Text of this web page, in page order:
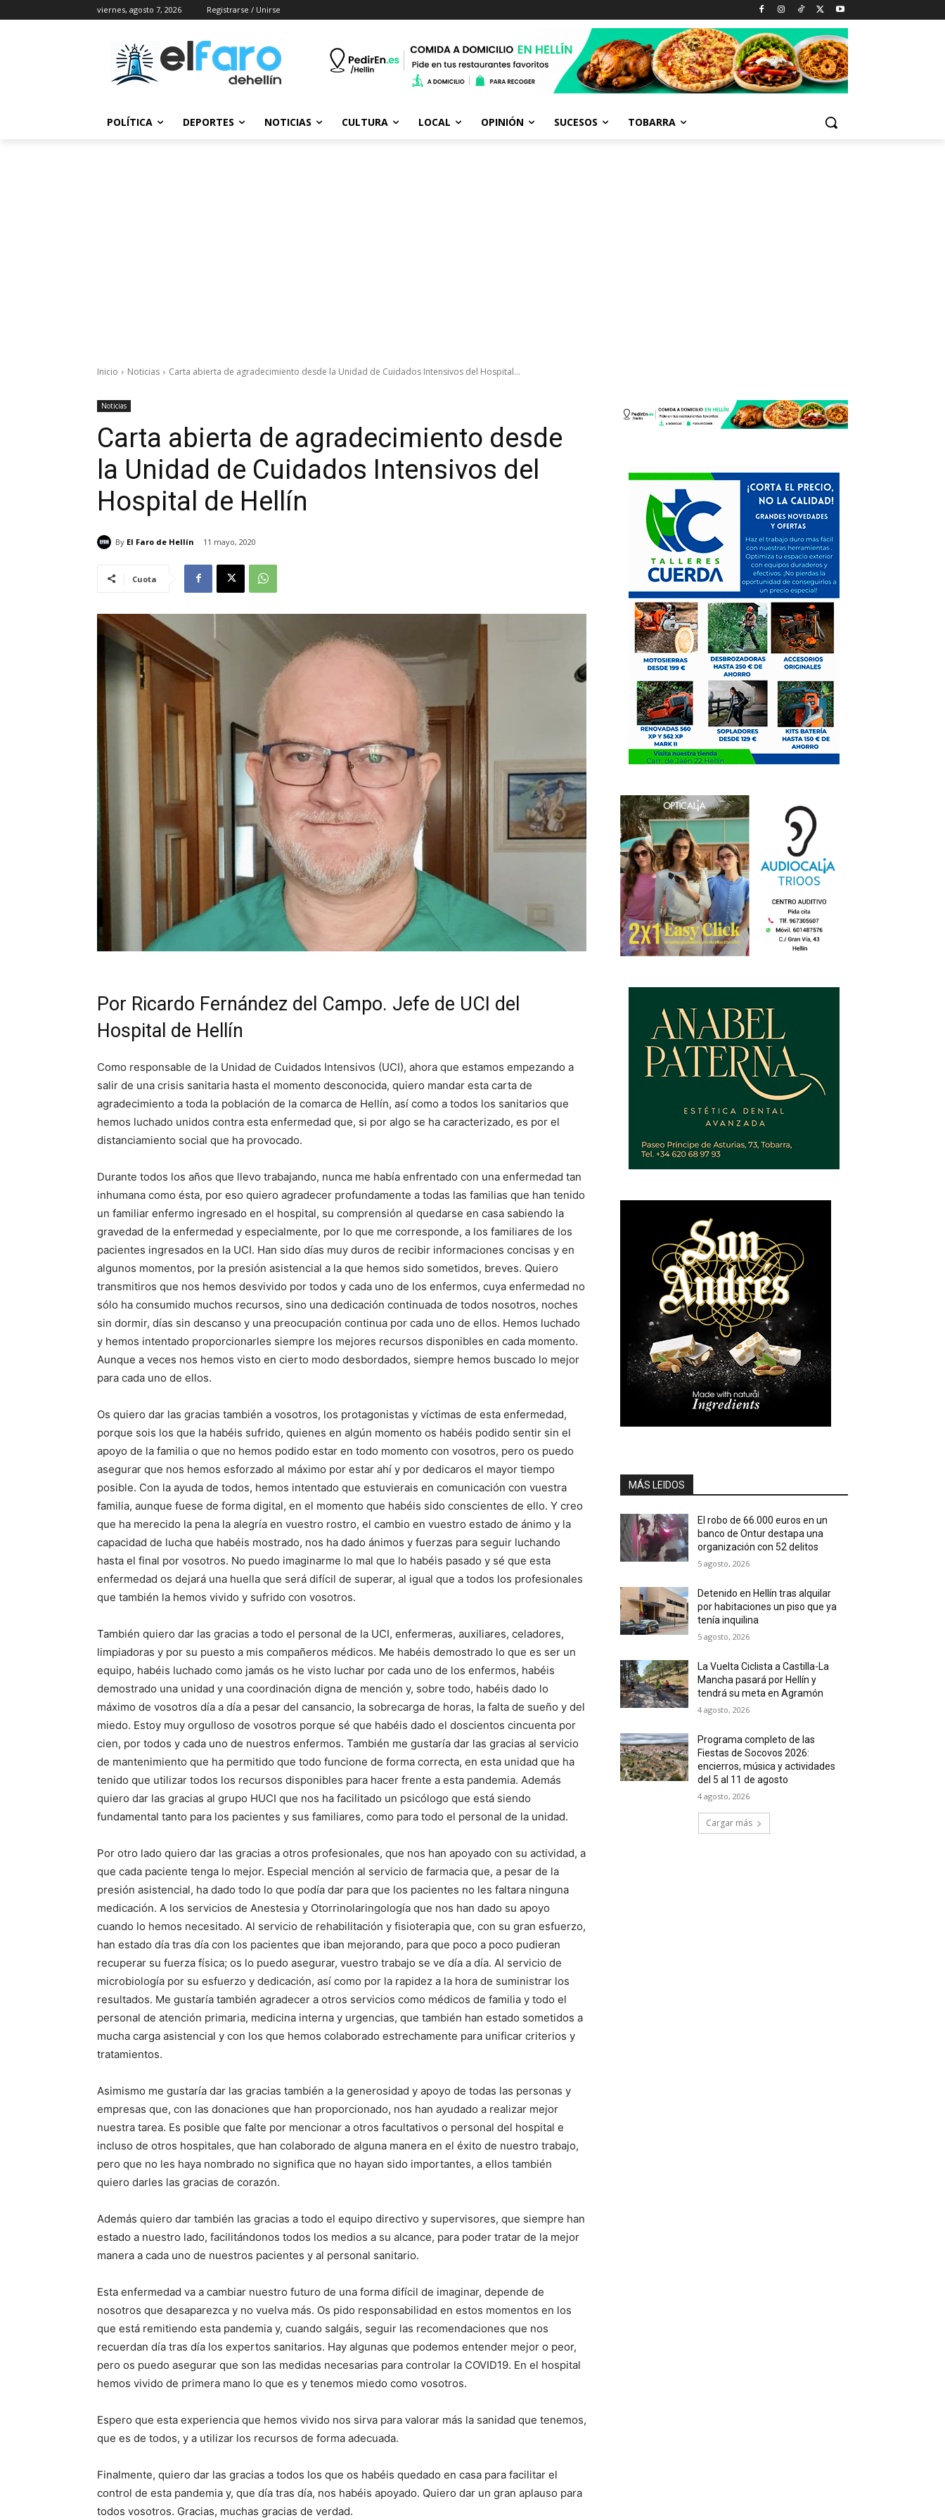
viernes, agosto 7, 2026 Registrarse / Unirse
POLÍTICA DEPORTES NOTICIAS CULTURA LOCAL OPINIÓN SUCESOS TOBARRA
Inicio Noticias Carta abierta de agradecimiento desde la Unidad de Cuidados Intensivos del Hospital...
Noticias
Carta abierta de agradecimiento desde
la Unidad de Cuidados Intensivos del
Hospital de Hellín
By El Faro de Hellín 11 mayo, 2020
Cuota
Por Ricardo Fernández del Campo. Jefe de UCI del
Hospital de Hellín
Como responsable de la Unidad de Cuidados Intensivos (UCI), ahora que estamos empezando a
salir de una crisis sanitaria hasta el momento desconocida, quiero mandar esta carta de
agradecimiento a toda la población de la comarca de Hellín, así como a todos los sanitarios que
hemos luchado unidos contra esta enfermedad que, si por algo se ha caracterizado, es por el
distanciamiento social que ha provocado.
Durante todos los años que llevo trabajando, nunca me había enfrentado con una enfermedad tan
inhumana como ésta, por eso quiero agradecer profundamente a todas las familias que han tenido
un familiar enfermo ingresado en el hospital, su comprensión al quedarse en casa sabiendo la
gravedad de la enfermedad y especialmente, por lo que me corresponde, a los familiares de los
pacientes ingresados en la UCI. Han sido días muy duros de recibir informaciones concisas y en
algunos momentos, por la presión asistencial a la que hemos sido sometidos, breves. Quiero
transmitiros que nos hemos desvivido por todos y cada uno de los enfermos, cuya enfermedad no
sólo ha consumido muchos recursos, sino una dedicación continuada de todos nosotros, noches
sin dormir, días sin descanso y una preocupación continua por cada uno de ellos. Hemos luchado
y hemos intentado proporcionarles siempre los mejores recursos disponibles en cada momento.
Aunque a veces nos hemos visto en cierto modo desbordados, siempre hemos buscado lo mejor
para cada uno de ellos.
Os quiero dar las gracias también a vosotros, los protagonistas y víctimas de esta enfermedad,
porque sois los que la habéis sufrido, quienes en algún momento os habéis podido sentir sin el
apoyo de la familia o que no hemos podido estar en todo momento con vosotros, pero os puedo
asegurar que nos hemos esforzado al máximo por estar ahí y por dedicaros el mayor tiempo
posible. Con la ayuda de todos, hemos intentado que estuvierais en comunicación con vuestra
familia, aunque fuese de forma digital, en el momento que habéis sido conscientes de ello. Y creo
que ha merecido la pena la alegría en vuestro rostro, el cambio en vuestro estado de ánimo y la
capacidad de lucha que habéis mostrado, nos ha dado ánimos y fuerzas para seguir luchando
hasta el final por vosotros. No puedo imaginarme lo mal que lo habéis pasado y sé que esta
enfermedad os dejará una huella que será difícil de superar, al igual que a todos los profesionales
que también la hemos vivido y sufrido con vosotros.
También quiero dar las gracias a todo el personal de la UCI, enfermeras, auxiliares, celadores,
limpiadoras y por su puesto a mis compañeros médicos. Me habéis demostrado lo que es ser un
equipo, habéis luchado como jamás os he visto luchar por cada uno de los enfermos, habéis
demostrado una unidad y una coordinación digna de mención y, sobre todo, habéis dado lo
máximo de vosotros día a día a pesar del cansancio, la sobrecarga de horas, la falta de sueño y del
miedo. Estoy muy orgulloso de vosotros porque sé que habéis dado el doscientos cincuenta por
cien, por todos y cada uno de nuestros enfermos. También me gustaría dar las gracias al servicio
de mantenimiento que ha permitido que todo funcione de forma correcta, en esta unidad que ha
tenido que utilizar todos los recursos disponibles para hacer frente a esta pandemia. Además
quiero dar las gracias al grupo HUCI que nos ha facilitado un psicólogo que está siendo
fundamental tanto para los pacientes y sus familiares, como para todo el personal de la unidad.
Por otro lado quiero dar las gracias a otros profesionales, que nos han apoyado con su actividad, a
que cada paciente tenga lo mejor. Especial mención al servicio de farmacia que, a pesar de la
presión asistencial, ha dado todo lo que podía dar para que los pacientes no les faltara ninguna
medicación. A los servicios de Anestesia y Otorrinolaringología que nos han dado su apoyo
cuando lo hemos necesitado. Al servicio de rehabilitación y fisioterapia que, con su gran esfuerzo,
han estado día tras día con los pacientes que iban mejorando, para que poco a poco pudieran
recuperar su fuerza física; os lo puedo asegurar, vuestro trabajo se ve día a día. Al servicio de
microbiología por su esfuerzo y dedicación, así como por la rapidez a la hora de suministrar los
resultados. Me gustaría también agradecer a otros servicios como médicos de familia y todo el
personal de atención primaria, medicina interna y urgencias, que también han estado sometidos a
mucha carga asistencial y con los que hemos colaborado estrechamente para unificar criterios y
tratamientos.
Asimismo me gustaría dar las gracias también a la generosidad y apoyo de todas las personas y
empresas que, con las donaciones que han proporcionado, nos han ayudado a realizar mejor
nuestra tarea. Es posible que falte por mencionar a otros facultativos o personal del hospital e
incluso de otros hospitales, que han colaborado de alguna manera en el éxito de nuestro trabajo,
pero que no les haya nombrado no significa que no hayan sido importantes, a ellos también
quiero darles las gracias de corazón.
Además quiero dar también las gracias a todo el equipo directivo y supervisores, que siempre han
estado a nuestro lado, facilitándonos todos los medios a su alcance, para poder tratar de la mejor
manera a cada uno de nuestros pacientes y al personal sanitario.
Esta enfermedad va a cambiar nuestro futuro de una forma difícil de imaginar, depende de
nosotros que desaparezca y no vuelva más. Os pido responsabilidad en estos momentos en los
que está remitiendo esta pandemia y, cuando salgáis, seguir las recomendaciones que nos
recuerdan día tras día los expertos sanitarios. Hay algunas que podemos entender mejor o peor,
pero os puedo asegurar que son las medidas necesarias para controlar la COVID19. En el hospital
hemos vivido de primera mano lo que es y tenemos miedo como vosotros.
Espero que esta experiencia que hemos vivido nos sirva para valorar más la sanidad que tenemos,
que es de todos, y a utilizar los recursos de forma adecuada.
Finalmente, quiero dar las gracias a todos los que os habéis quedado en casa para facilitar el
control de esta pandemia y, que día tras día, nos habéis apoyado. Quiero dar un gran aplauso para
todos vosotros. Gracias, muchas gracias de verdad.
MÁS LEIDOS
El robo de 66.000 euros en un
banco de Ontur destapa una
organización con 52 delitos
5 agosto, 2026
Detenido en Hellín tras alquilar
por habitaciones un piso que ya
tenía inquilina
5 agosto, 2026
La Vuelta Ciclista a Castilla-La
Mancha pasará por Hellín y
tendrá su meta en Agramón
4 agosto, 2026
Programa completo de las
Fiestas de Socovos 2026:
encierros, música y actividades
del 5 al 11 de agosto
4 agosto, 2026
Cargar más